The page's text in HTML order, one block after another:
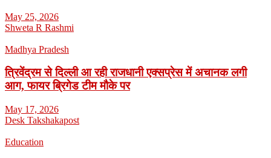
May 25, 2026
Shweta R Rashmi
Madhya Pradesh
त्रिवेंद्रम से दिल्ली आ रही राजधानी एक्सप्रेस में अचानक लगी
आग, फायर ब्रिगेड टीम मौके पर
May 17, 2026
Desk Takshakapost
Education